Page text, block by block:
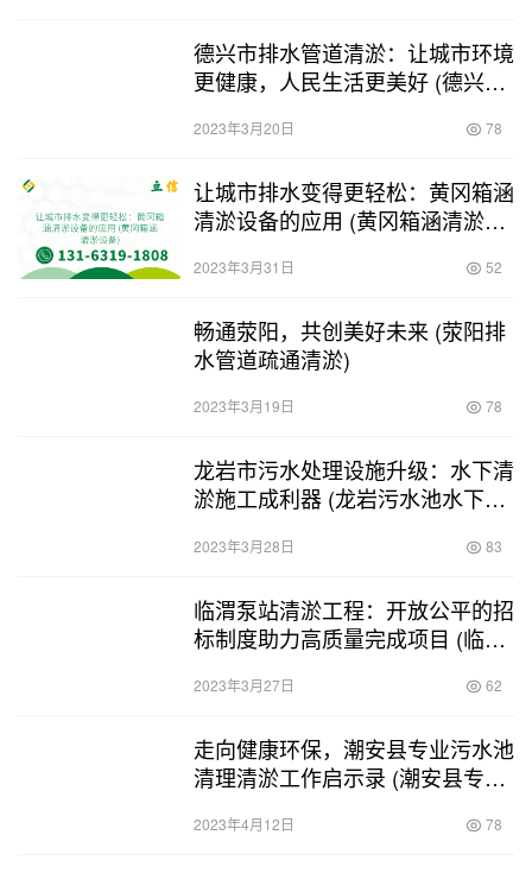
德兴市排水管道清淤：让城市环境
更健康，人民生活更美好 (德兴排
2023年3月20日 78
让城市排水变得更轻松：黄冈箱涵
清淤设备的应用 (黄冈箱涵清淤设
2023年3月31日 52
畅通荥阳，共创美好未来 (荥阳排
水管道疏通清淤)
2023年3月19日 78
龙岩市污水处理设施升级：水下清
淤施工成利器 (龙岩污水池水下清
2023年3月28日 83
临渭泵站清淤工程：开放公平的招
标制度助力高质量完成项目 (临渭
2023年3月27日 62
走向健康环保，潮安县专业污水池
清理清淤工作启示录 (潮安县专业
2023年4月12日 78